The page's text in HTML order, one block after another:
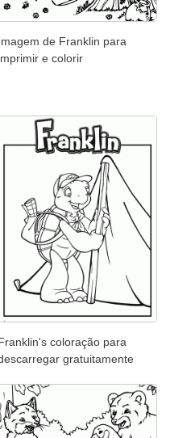
de Franklin para
e colorir
coloração para
gratuitamente